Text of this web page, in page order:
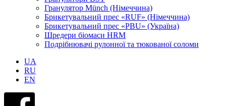
Гранулятор Münch (Німеччина)
Брикетувальний прес «RUF» (Німеччина)
Брикетувальний прес «PBU» (Україна)
Шредери біомаси HRM
Подрібнювачі рулонної та тюкованої соломи
UA
RU
EN